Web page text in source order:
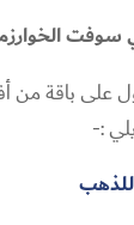
على باقة
:-